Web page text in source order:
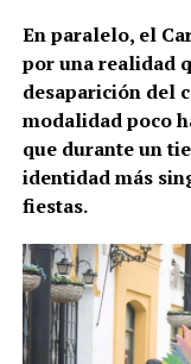
En paralelo, el
por una realidad
desaparición del
modalidad poco
que durante un
identidad más
fiestas.